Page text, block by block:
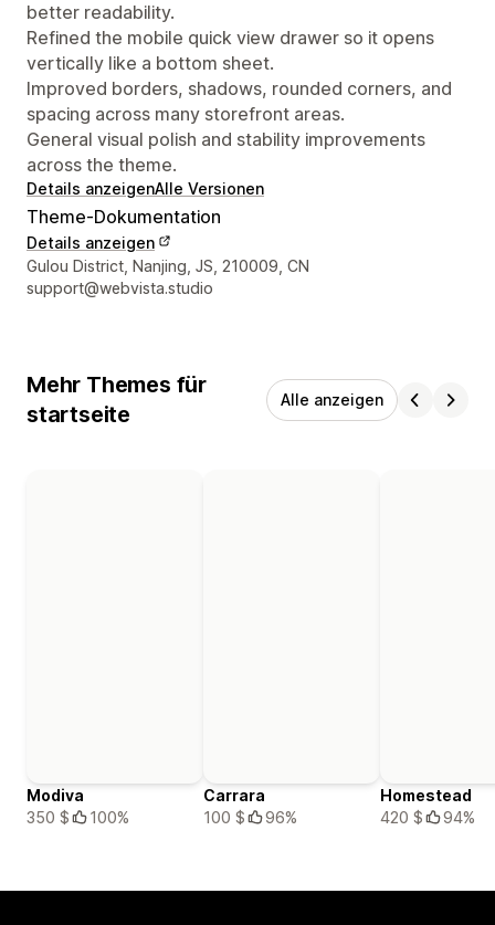
better readability.
Refined the mobile quick view drawer so it opens
vertically like a bottom sheet.
Improved borders, shadows, rounded corners, and
spacing across many storefront areas.
General visual polish and stability improvements
across the theme.
Details anzeigenAlle Versionen
Theme-Dokumentation
Details anzeigen
Designer-Kontaktdaten
Gulou District, Nanjing, JS, 210009, CN
support@webvista.studio
Mehr Themes für
startseite
Alle anzeigen
Modiva
350 $
100%
Carrara
100 $
96%
Homestead
420 $
94%